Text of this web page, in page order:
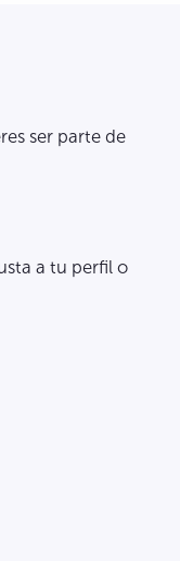
ser parte de
a tu perfil o